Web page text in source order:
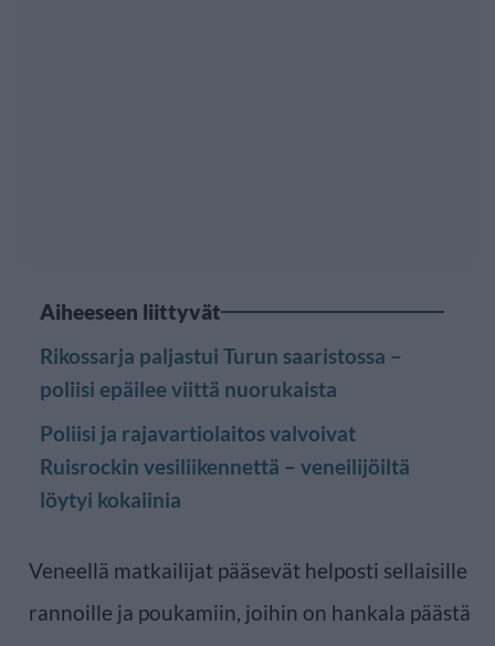
Aiheeseen liittyvät
Rikossarja paljastui Turun saaristossa –
poliisi epäilee viittä nuorukaista
Poliisi ja rajavartiolaitos valvoivat
Ruisrockin vesiliikennettä – veneilijöiltä
löytyi kokaiinia
Veneellä matkailijat pääsevät helposti sellaisille
rannoille ja poukamiin, joihin on hankala päästä